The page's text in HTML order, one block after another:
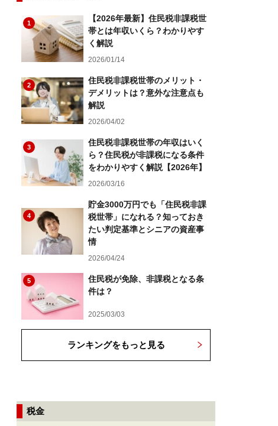
1
【2026年最新】住民税非課税世
帯とは年収いくら？わかりやす
く解説
2026/01/14
2
住民税非課税世帯のメリット・
デメリットは？意外な注意点も
解説
2026/04/02
3
住民税非課税世帯の年収はいく
ら？住民税が非課税になる条件
をわかりやすく解説【2026年】
2026/03/16
4
貯金3000万円でも「住民税非課
税世帯」になれる？知っておき
たい判定基準とシニアの資産事
情
2026/04/24
5
住民税が免除、非課税となる条
件は？
2025/03/03
ランキングをもっと見る
税金